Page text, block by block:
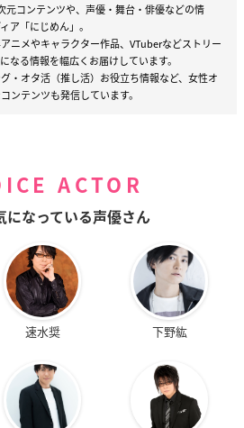
元コンテンツや、声優・舞台・俳優などの情
ア「にじめん」。
ニメやキャラクター作品、VTuberなどストリー
なる情報を幅広くお届けしています。
・オタ活（推し活）お役立ち情報など、女性オ
ンテンツも発信しています。
ACTOR
になっている声優さん
速水奨 下野紘